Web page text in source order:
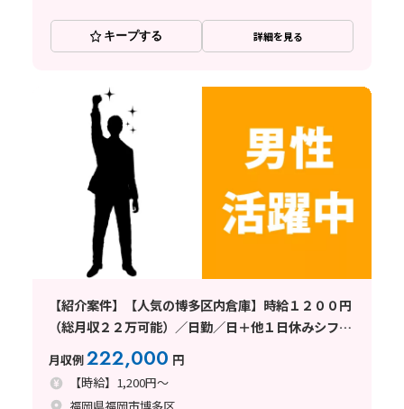
キープする 詳細を見る
【紹介案件】【人気の博多区内倉庫】時給１２００円
（総月収２２万可能）／日勤／日＋他１日休みシフト
／未経験者活躍中
月収例222,000 円
【時給】1,200円～